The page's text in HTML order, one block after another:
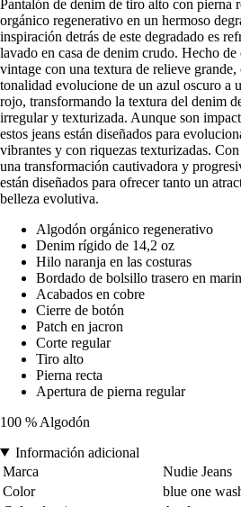
Pantalón de denim de tiro alto con pierna
orgánico regenerativo en un hermoso
inspiración detrás de este degradado es
lavado en casa de denim crudo. Hecho
vintage con una textura de relieve grande,
tonalidad evolucione de un azul oscuro a
rojo, transformando la textura del denim
irregular y texturizada. Aunque son
estos jeans están diseñados para
vibrantes y con riquezas texturizadas.
una transformación cautivadora y
están diseñados para ofrecer tanto un
belleza evolutiva.
Algodón orgánico regenerativo
Denim rígido de 14,2 oz
Hilo naranja en las costuras
Bordado de bolsillo trasero en
Acabados en cobre
Cierre de botón
Patch en jacron
Corte regular
Tiro alto
Pierna recta
Apertura de pierna regular
100 % Algodón
Información adicional
Marca
Nudie Jeans
Color
blue one